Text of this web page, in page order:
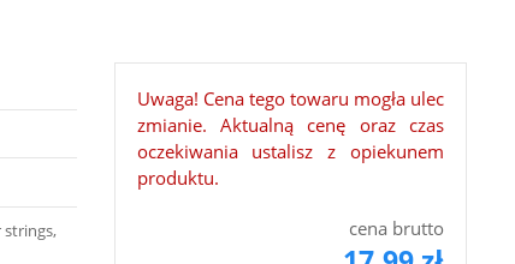
strings,
Uwaga! Cena tego towaru mogła ulec
zmianie. Aktualną cenę oraz czas
oczekiwania ustalisz z opiekunem
produktu.
cena brutto